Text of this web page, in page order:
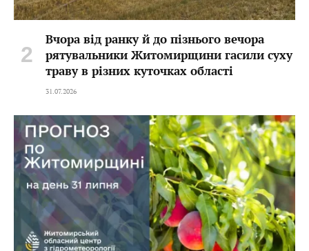
Вчора від ранку й до пізнього вечора
рятувальники Житомирщини гасили суху
траву в різних куточках області
31.07.2026